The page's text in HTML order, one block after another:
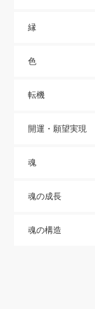
縁
色
転機
開運・願望実現
魂
魂の成長
魂の構造